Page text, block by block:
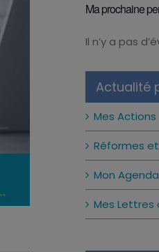
Ma prochaine
Notice
Il n’y a pas
Actualité
Mes Actions
Réformes et
Mon Agenda
Mes Lettres